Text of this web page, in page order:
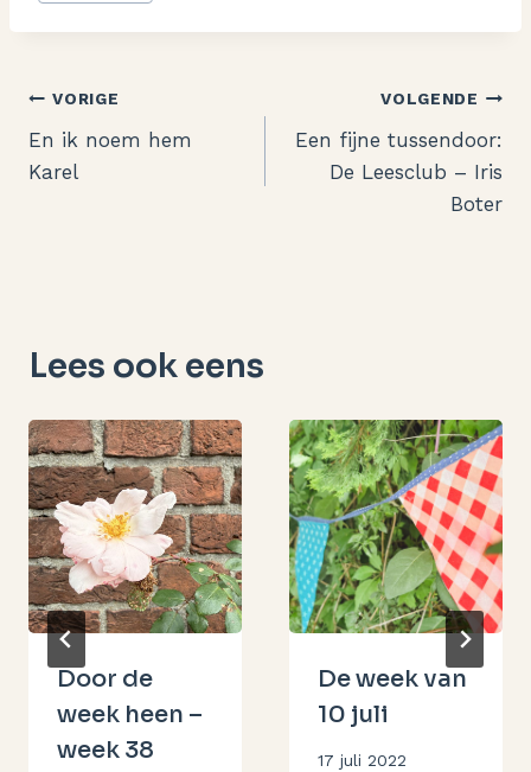
Bericht
navigatie
VORIGE
En ik noem hem
Karel
VOLGENDE
Een fijne tussendoor:
De Leesclub – Iris
Boter
Lees ook eens
Door de
week heen –
week 38
De week van
10 juli
Door
17 juli 2022